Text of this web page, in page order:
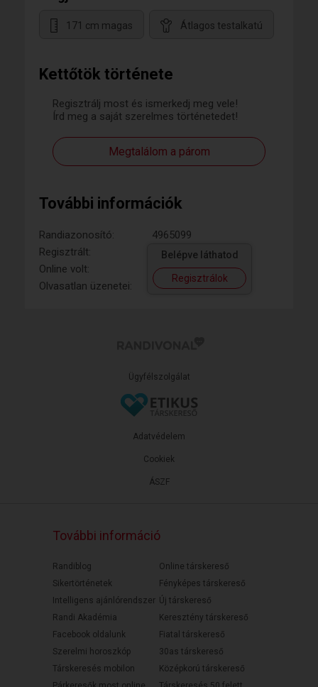
Kettőtök története
Regisztrálj most és ismerkedj meg vele!
Írd meg a saját szerelmes történetedet!
Megtalálom a párom
További információk
Randiazonosító:
4965099
Regisztrált:
Online volt:
Olvasatlan üzenetei:
Belépve láthatod
Regisztrálok
171 cm magas Átlagos testalkatú
Ügyfélszolgálat
ÁSZF
Adatvédelem
Cookiek
További információ
Randiblog
Sikertörténetek
Intelligens ajánlórendszer
Randi Akadémia
Facebook oldalunk
Szerelmi horoszkóp
Társkeresés mobilon
Online társkereső
Fényképes társkereső
Új társkereső
Keresztény társkereső
Fiatal társkereső
30as társkereső
Középkorú társkereső